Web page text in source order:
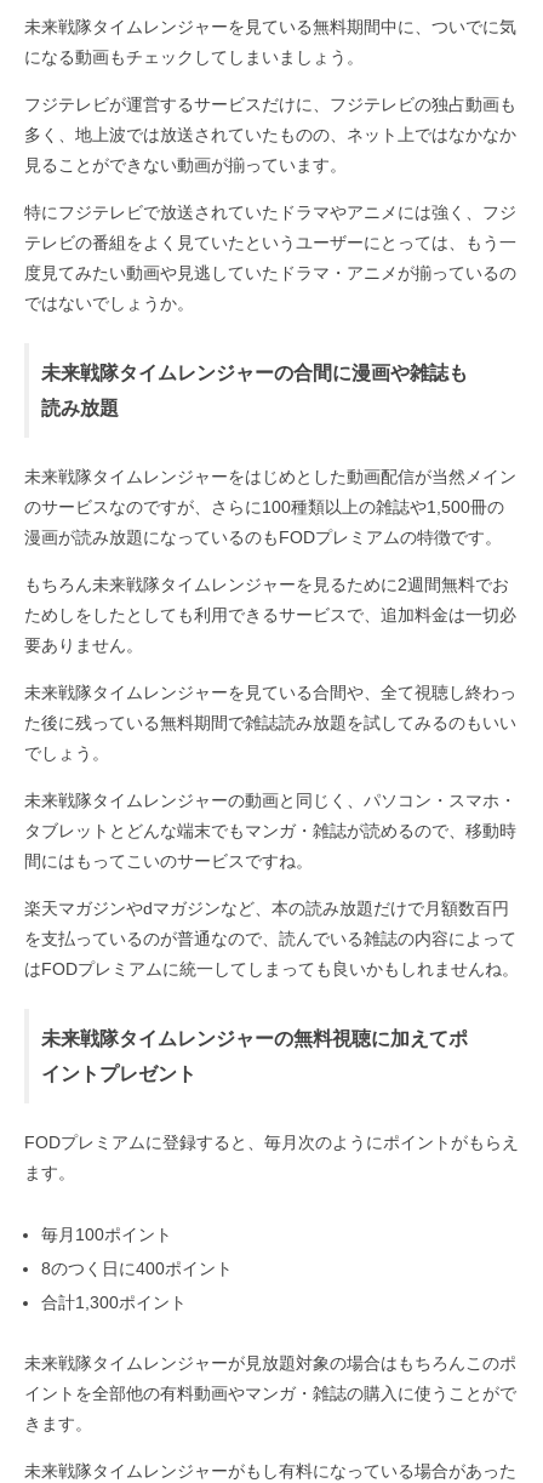
未来戦隊タイムレンジャーを見ている無料期間中に、ついでに気
になる動画もチェックしてしまいましょう。
フジテレビが運営するサービスだけに、フジテレビの独占動画も
多く、地上波では放送されていたものの、ネット上ではなかなか
見ることができない動画が揃っています。
特にフジテレビで放送されていたドラマやアニメには強く、フジ
テレビの番組をよく見ていたというユーザーにとっては、もう一
度見てみたい動画や見逃していたドラマ・アニメが揃っているの
ではないでしょうか。
未来戦隊タイムレンジャーの合間に漫画や雑誌も
読み放題
未来戦隊タイムレンジャーをはじめとした動画配信が当然メイン
のサービスなのですが、さらに100種類以上の雑誌や1,500冊の
漫画が読み放題になっているのもFODプレミアムの特徴です。
もちろん未来戦隊タイムレンジャーを見るために2週間無料でお
ためしをしたとしても利用できるサービスで、追加料金は一切必
要ありません。
未来戦隊タイムレンジャーを見ている合間や、全て視聴し終わっ
た後に残っている無料期間で雑誌読み放題を試してみるのもいい
でしょう。
未来戦隊タイムレンジャーの動画と同じく、パソコン・スマホ・
タブレットとどんな端末でもマンガ・雑誌が読めるので、移動時
間にはもってこいのサービスですね。
楽天マガジンやdマガジンなど、本の読み放題だけで月額数百円
を支払っているのが普通なので、読んでいる雑誌の内容によって
はFODプレミアムに統一してしまっても良いかもしれませんね。
未来戦隊タイムレンジャーの無料視聴に加えてポ
イントプレゼント
FODプレミアムに登録すると、毎月次のようにポイントがもらえ
ます。
毎月100ポイント
8のつく日に400ポイント
合計1,300ポイント
未来戦隊タイムレンジャーが見放題対象の場合はもちろんこのポ
イントを全部他の有料動画やマンガ・雑誌の購入に使うことがで
きます。
未来戦隊タイムレンジャーがもし有料になっている場合があった